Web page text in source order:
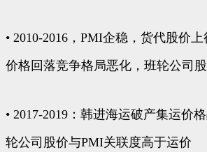
• 2010-2016，PMI企稳，货代股价
价格回落竞争格局恶化，班轮公司
• 2017-2019：韩进海运破产集运价
轮公司股价与PMI关联度高于运价